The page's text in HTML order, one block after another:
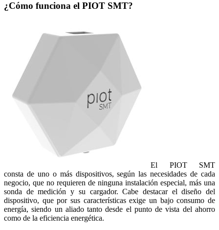
¿Cómo funciona el PIOT SMT?
El PIOT SMT
consta de uno o más dispositivos, según las necesidades de cada
negocio, que no requieren de ninguna instalación especial, más una
sonda de medición y su cargador. Cabe destacar el diseño del
dispositivo, que por sus características exige un bajo consumo de
energía, siendo un aliado tanto desde el punto de vista del ahorro
como de la eficiencia energética.